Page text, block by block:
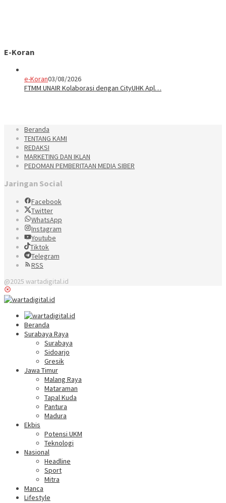
E-Koran
e-Koran03/08/2026
FTMM UNAIR Kolaborasi dengan CityUHK Apl…
Beranda
TENTANG KAMI
REDAKSI
MARKETING DAN IKLAN
PEDOMAN PEMBERITAAN MEDIA SIBER
Jaringan Social
Facebook
Twitter
WhatsApp
Instagram
Youtube
Tiktok
Telegram
RSS
@2025 wartadigital.id
Beranda
Surabaya Raya
Surabaya
Sidoarjo
Gresik
Jawa Timur
Malang Raya
Mataraman
Tapal Kuda
Pantura
Madura
Ekbis
Potensi UKM
Teknologi
Nasional
Headline
Sport
Mitra
Manca
Lifestyle